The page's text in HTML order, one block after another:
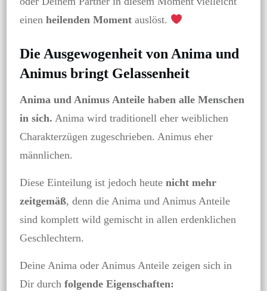
einenheilenden Moment auslöst.
Die Ausgewogenheit von Anima und
Animus bringt Gelassenheit
Anima und Animus Anteile haben alle Menschen
in sich. Anima wird traditionell eher weiblichen
Charakterzügen zugeschrieben. Animus eher
männlichen.
Diese Einteilung ist jedoch heutenicht mehr
zeitgemäß, denn die Anima und Animus Anteile
sind komplett wild gemischt in allen erdenklichen
Geschlechtern.
Deine Anima oder Animus Anteile zeigen sich in
Dir durchfolgende Eigenschaften: